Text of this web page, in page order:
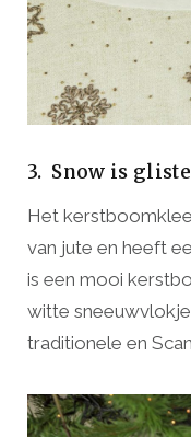
3. Snow is
Het
van jute en heeft
is een mooi
witte
traditionele en